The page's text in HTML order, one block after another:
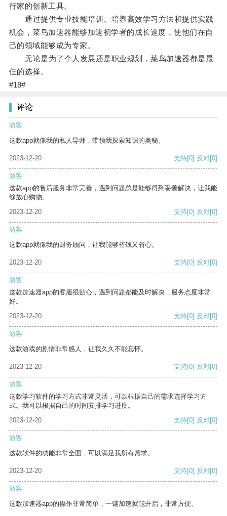
行家的创新工具。
通过提供专业技能培训、培养高效学习方法和提供实践
机会，菜鸟加速器能够加速初学者的成长速度，使他们在自
己的领域能够成为专家。
无论是为了个人发展还是职业规划，菜鸟加速器都是最
佳的选择。
#18#
评论
游客
这款app就像我的私人导师，带领我探索知识的奥秘。
2023-12-20 支持[0] 反对[0]
游客
这款app的售后服务非常完善，遇到问题总是能够得到妥善解决，让我能
够放心购物。
2023-12-20
支持[0] 反对[0]
游客
这款app就像我的财务顾问，让我能够省钱又省心。
2023-12-20 支持[0] 反对[0]
游客
这款加速器app的客服很贴心，遇到问题都能及时解决，服务态度非常
好。
2023-12-20
支持[0] 反对[0]
游客
这款游戏的剧情非常感人，让我久久不能忘怀。
2023-12-20 支持[0] 反对[0]
游客
这款学习软件的学习方式非常灵活，可以根据自己的需求选择学习方
式。我可以根据自己的时间安排学习进度。
2023-12-20
支持[0] 反对[0]
游客
这款软件的功能非常全面，可以满足我所有需求。
2023-12-20 支持[0] 反对[0]
游客
这款加速器app的操作非常简单，一键加速就能开启，非常方便。